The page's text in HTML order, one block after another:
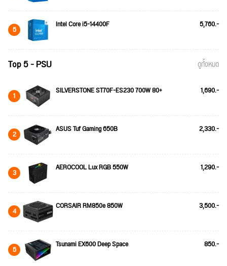
5 Intel Core i5-14400F 5,760.-
Top 5 - PSU ดูทั้งหมด
1 SILVERSTONE ST70F-ES230 700W 80+ 1,690.-
2 ASUS Tuf Gaming 650B 2,330.-
3 AEROCOOL Lux RGB 550W 1,290.-
4 CORSAIR RM850e 850W 3,500.-
5 Tsunami EX600 Deep Space 850.-